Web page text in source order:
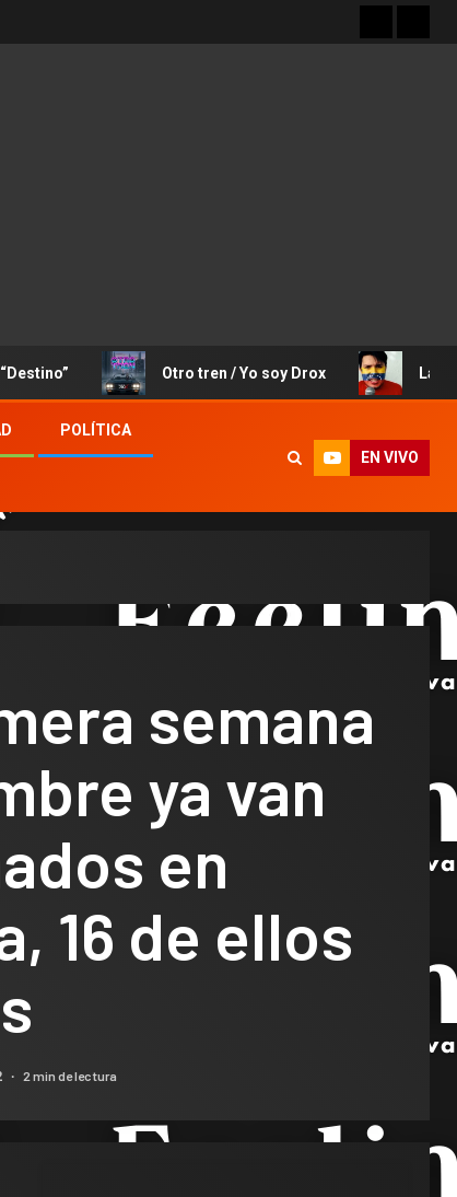
Otro tren / Yo soy Drox La Canción
POLÍTICA
EN VIVO
semana
ya van
en
16 de ellos
2 min de lectura